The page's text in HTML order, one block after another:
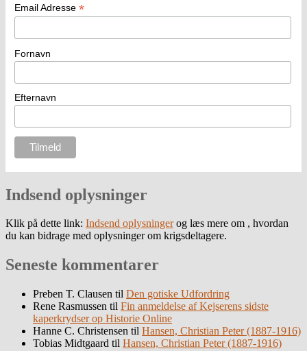
Email Adresse *
Fornavn
Efternavn
Indsend oplysninger
Klik på dette link: Indsend oplysningerog læs mere om , hvordan
du kan bidrage med oplysninger om krigsdeltagere.
Seneste kommentarer
Preben T. Clausen til Den gotiske Udfordring
Rene Rasmussen til Fin anmeldelse af Kejserens sidste
kaperkrydser op Historie Online
Hanne C. Christensen til Hansen, Christian Peter (1887-1916)
Tobias Midtgaard til Hansen, Christian Peter (1887-1916)